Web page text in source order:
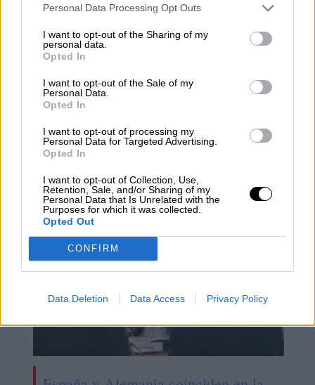
Personal Data Processing Opt Outs
I want to opt-out of the Sharing of my
personal data.
Opted In
I want to opt-out of the Sale of my
Personal Data.
Opted In
I want to opt-out of processing my
Personal Data for Targeted Advertising.
Opted In
I want to opt-out of Collection, Use,
Retention, Sale, and/or Sharing of my
Personal Data that Is Unrelated with the
Purposes for which it was collected.
Opted Out
CONFIRM
Data Deletion Data Access Privacy Policy
Esperamos que Pedro Sánchez
recupere el sentido de sus palabras